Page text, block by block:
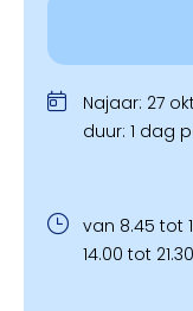
Najaar: 27
duur: 1 dag
van 8.45 tot
14.00 tot